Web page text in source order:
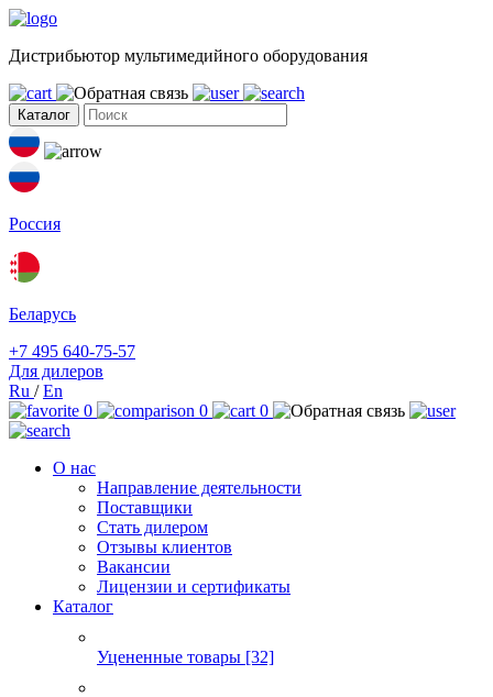
Дистрибьютор мультимедийного оборудования
Каталог
Россия
Беларусь
+7 495 640-75-57
Для дилеров
Ru /En
0
0 0
О нас
Направление деятельности
Поставщики
Стать дилером
Отзывы клиентов
Вакансии
Лицензии и сертификаты
Каталог
Уцененные товары [32]